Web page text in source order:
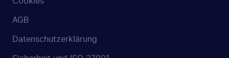
AGB
Datenschutzerklärung